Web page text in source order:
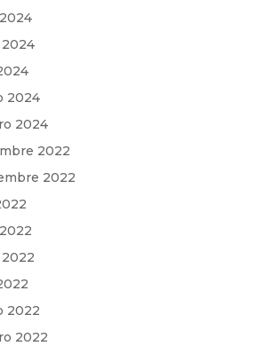
2024
2024
2022
2022
2022
2022